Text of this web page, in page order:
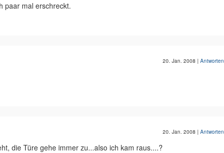
paar mal erschreckt.
20. Jan. 2008 | Antworten
20. Jan. 2008 | Antworten
die Türe gehe immer zu...also ich kam raus....?